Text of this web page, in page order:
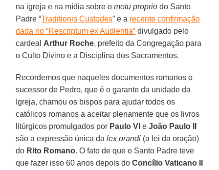
na igreja e na mídia sobre omotu proprio do Santo
Padre “Traditionis Custodes” e a recente confirmação
dada no “Rescriptum ex Audientia” divulgado pelo
cardeal Arthur Roche, prefeito da Congregação para
o Culto Divino e a Disciplina dos Sacramentos.
Recordemos que naqueles documentos romanos o
sucessor de Pedro, que é o garante da unidade da
Igreja, chamou os bispos para ajudar todos os
católicos romanos a aceitar plenamente que os livros
litúrgicos promulgados por Paulo VI eJoão Paulo II
são a expressão única dalex orandi (a lei da oração)
do Rito Romano. O fato de que o Santo Padre teve
que fazer isso 60 anos depois doConcílio Vaticano II